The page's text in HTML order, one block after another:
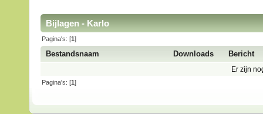
Bijlagen - Karlo
Pagina's: [1]
Bestandsnaam Downloads Bericht
Er zijn
Pagina's: [1]